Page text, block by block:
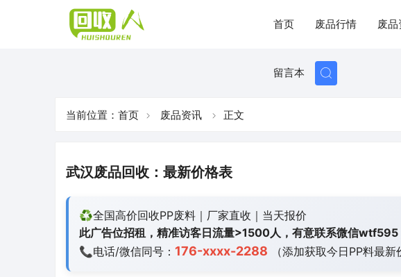
首页 废品行情 废
留言本
当前位置： 首页 废品资讯 正文
武汉废品回收：最新价格表
♻️全国高价回收PP废料｜厂家直收｜当天报价
此广告位招租，精准访客日流量>1500人，有意联系微信wtf595
📞电话/微信同号： 176-xxxx-2288 （添加获取今日PP料最新